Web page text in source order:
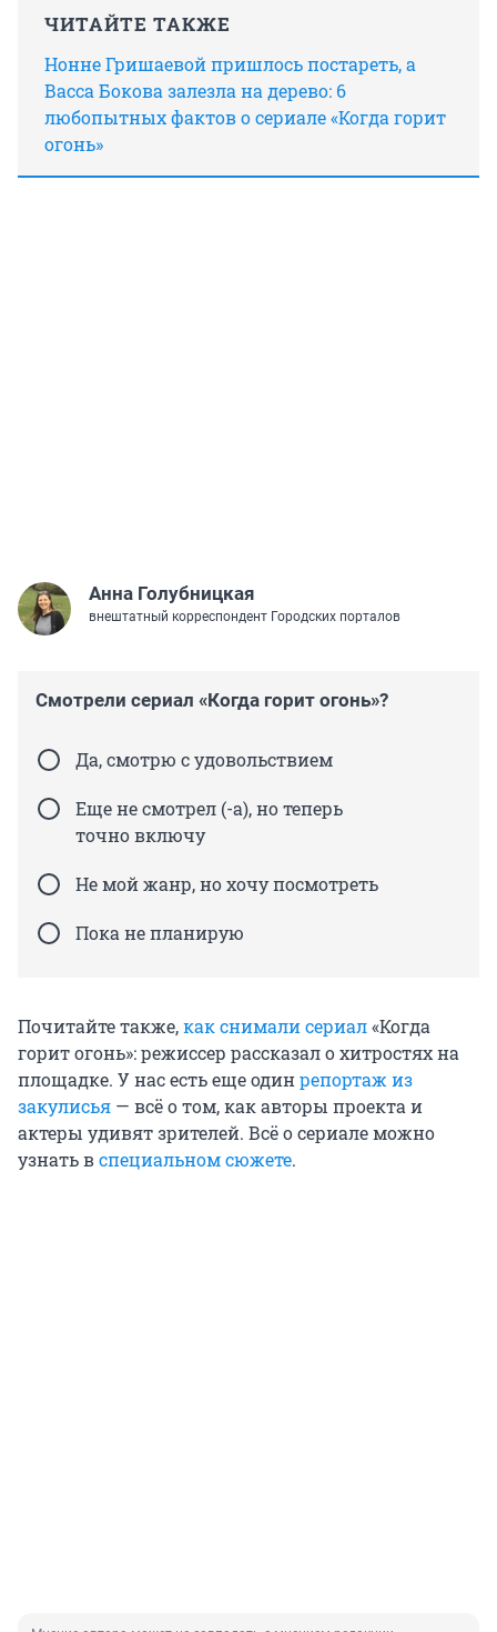
ЧИТАЙТЕ ТАКЖЕ
Нонне Гришаевой пришлось постареть, а
Васса Бокова залезла на дерево: 6
любопытных фактов о сериале «Когда горит
огонь»
Анна Голубницкая
внештатный корреспондент Городских порталов
Смотрели сериал «Когда горит огонь»?
Да, смотрю с удовольствием
Еще не смотрел (-а), но теперь
точно включу
Не мой жанр, но хочу посмотреть
Пока не планирую
Почитайте также,как снимали сериал«Когда
горит огонь»: режиссер рассказал о хитростях на
площадке. У нас есть еще одинрепортаж из
закулисья — всё о том, как авторы проекта и
актеры удивят зрителей. Всё о сериале можно
узнать вспециальном сюжете.